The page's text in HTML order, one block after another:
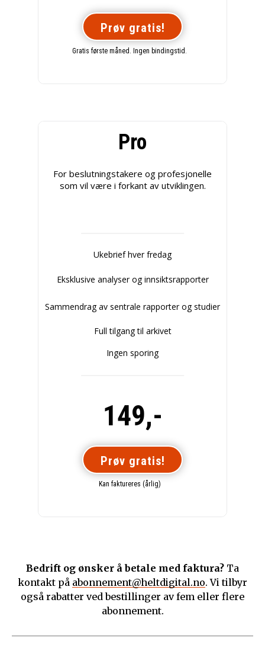
Prøv gratis!
Gratis første måned. Ingen bindingstid.
Pro
For beslutningstakere og profesjonelle
som vil være i forkant av utviklingen.
Ukebrief hver fredag
Eksklusive analyser og innsiktsrapporter
Sammendrag av sentrale rapporter og studier
Full tilgang til arkivet
Ingen sporing
149,-
Prøv gratis!
Kan faktureres (årlig)
Bedrift og ønsker å betale med faktura? Ta
kontakt på abonnement@heltdigital.no. Vi tilbyr
også rabatter ved bestillinger av fem eller flere
abonnement.